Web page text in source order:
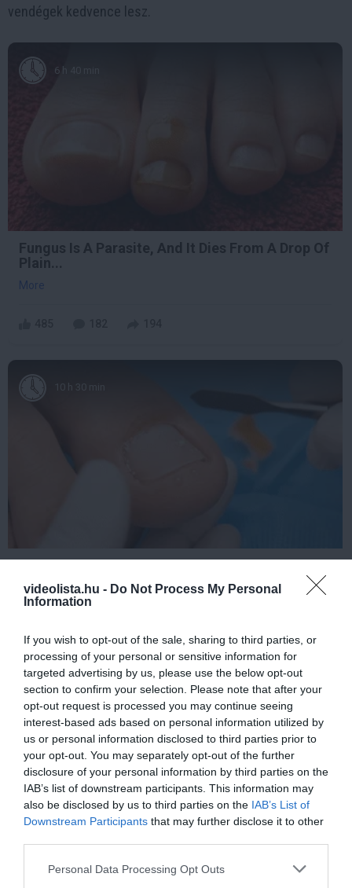
videolista.hu - Do Not Process My Personal
Information
If you wish to opt-out of the sale, sharing to third parties, or
processing of your personal or sensitive information for
targeted advertising by us, please use the below opt-out
section to confirm your selection. Please note that after your
opt-out request is processed you may continue seeing
interest-based ads based on personal information utilized by
us or personal information disclosed to third parties prior to
your opt-out. You may separately opt-out of the further
disclosure of your personal information by third parties on the
IAB’s list of downstream participants. This information may
also be disclosed by us to third parties on the IAB’s List of
Downstream Participants that may further disclose it to other
Please note that this website/app uses one or more Google
Personal Data Processing Opt Outs
vendégek kedvence lesz.
6 h 40 min
Fungus Is A Parasite, And It Dies From A Drop Of
Plain...
More
10 h 30 min
Fungus Dries Up And Falls Off After The First
Use
More
335 61 255
1 h 48 min